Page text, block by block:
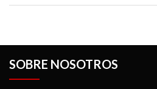
SOBRE NOSOTROS